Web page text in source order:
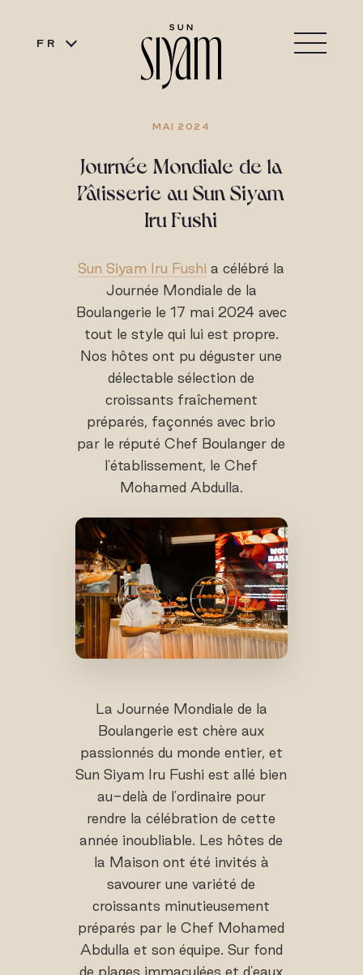
FR
MAI 2024
Journée Mondiale de la
Pâtisserie au Sun Siyam
Iru Fushi
Sun Siyam Iru Fushi a célébré la
Journée Mondiale de la
Boulangerie le 17 mai 2024 avec
tout le style qui lui est propre.
Nos hôtes ont pu déguster une
délectable sélection de
croissants fraîchement
préparés, façonnés avec brio
par le réputé Chef Boulanger de
l'établissement, le Chef
Mohamed Abdulla.
La Journée Mondiale de la
Boulangerie est chère aux
passionnés du monde entier, et
Sun Siyam Iru Fushi est allé bien
au-delà de l'ordinaire pour
rendre la célébration de cette
année inoubliable. Les hôtes de
la Maison ont été invités à
savourer une variété de
croissants minutieusement
préparés par le Chef Mohamed
Abdulla et son équipe. Sur fond
de plages immaculées et d'eaux